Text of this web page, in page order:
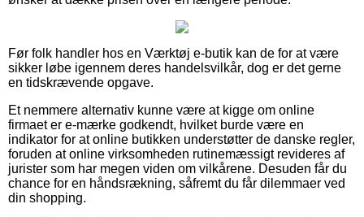
Før folk handler hos en Værktøj e-butik kan de for at være
sikker løbe igennem deres handelsvilkår, dog er det gerne
en tidskrævende opgave.
Et nemmere alternativ kunne være at kigge om online
firmaet er e-mærke godkendt, hvilket burde være en
indikator for at online butikken understøtter de danske regler,
foruden at online virksomheden rutinemæssigt revideres af
jurister som har megen viden om vilkårene. Desuden får du
chance for en håndsrækning, såfremt du får dilemmaer ved
din shopping.